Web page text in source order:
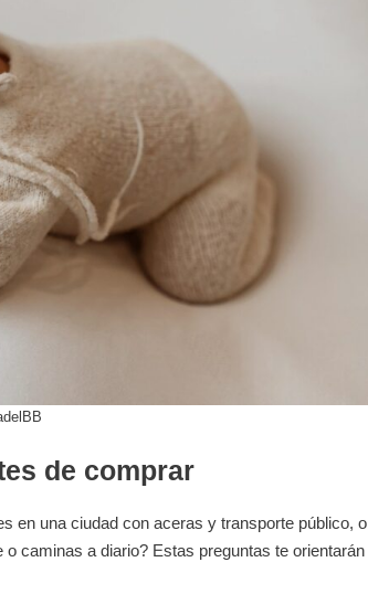
de comprar
en una ciudad con aceras y transporte público, o
caminas a diario? Estas preguntas te orientarán